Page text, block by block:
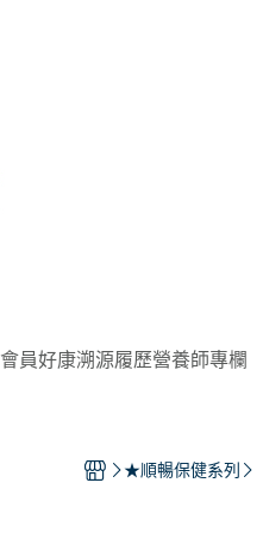
會員好康溯源履歷營養師專欄
★順暢保健系列